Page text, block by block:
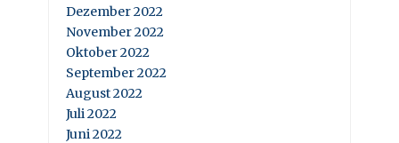
Dezember 2022
November 2022
Oktober 2022
September 2022
August 2022
Juli 2022
Juni 2022